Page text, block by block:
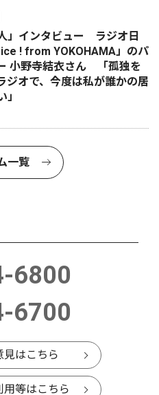
」インタビュー ラジオ日
! from YOKOHAMA」のパ
小野寺結衣さん 「孤独を
ジオで、今度は私が誰かの居
一覧
6800
6700
見はこちら
用等はこちら